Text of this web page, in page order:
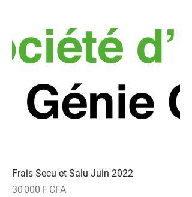
Frais Secu et Salu Juin 2022
Prix
30 000 F CFA